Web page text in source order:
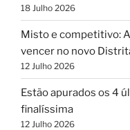
18 Julho 2026
Misto e competitivo:
vencer no novo
12 Julho 2026
Estão apurados os 4
finalíssima
12 Julho 2026